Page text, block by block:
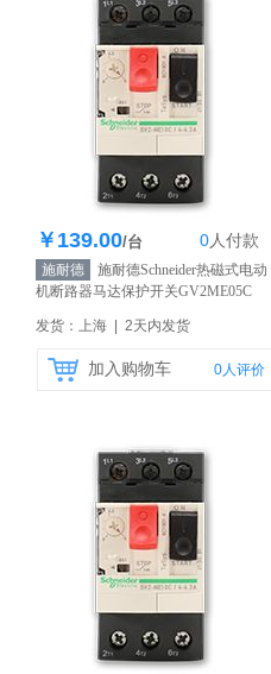
库存1000个
￥139.00/台 0人付款
施耐德
施耐德Schneider热磁式电动
机断路器马达保护开关GV2ME05C
发货：上海 | 2天内发货
加入购物车 0人评价